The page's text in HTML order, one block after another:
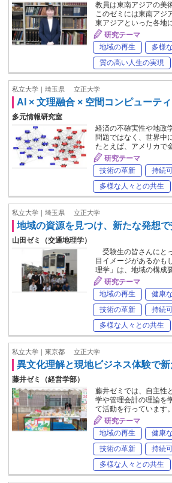
教員は東南アジアの美
このゼミには東南アジ
東アジアといった各地
研究テーマ
地域の再生
多様
質の高い人生の実現
私立大学｜埼玉県 立正大学
AI × 文理融合 × 空間コンピューテ
多元情報研究室
経済の不確実性や地政
問題ではなく、世界中
たとえば、アメリカで
研究テーマ
技術の革新
持続
多様な人々との共生
私立大学｜埼玉県 立正大学
地域の資源を見つけ、新たな発想
山田ゼミ（交通地理学）
受験生の皆さんにと
目イメージがあるかも
理学」は、地域の構成
研究テーマ
地域の再生
健康
技術の革新
持続
多様な人々との共生
私立大学｜東京都 立正大学
異文化理解と現地ビジネス体験で
藤井ゼミ（経営学部）
藤井ゼミでは、自主性
学や管理会計の理論を
て活動を行っています
研究テーマ
地域の再生
健康
技術の革新
持続
多様な人々との共生